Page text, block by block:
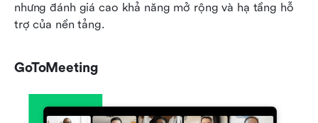
nhưng đánh giá cao khả năng mở rộng và hạ tầng hỗ
trợ của nền tảng.
GoToMeeting